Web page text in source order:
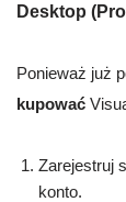
Desktop
Ponieważ już
kupować
Zarejestruj
konto.